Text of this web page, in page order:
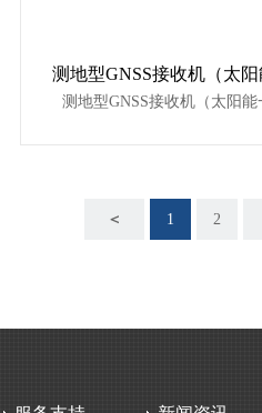
测地型GNSS接收机（太阳
＜ 1 2